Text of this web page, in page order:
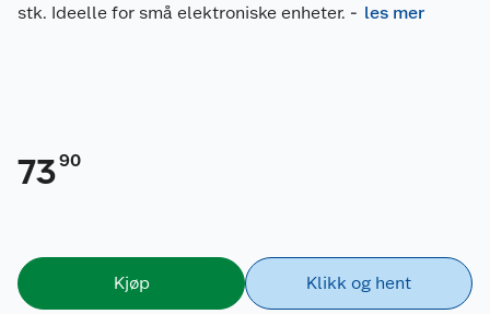
stk. Ideelle for små elektroniske enheter. - les mer
7390
Kjøp Klikk og hent